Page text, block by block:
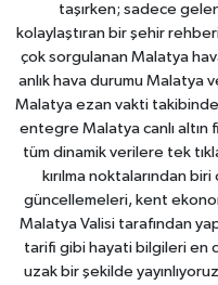
taşırken; sadece
kolaylaştıran bir şehir
çok sorgulanan Malatya
anlık hava durumu Malatya
Malatya ezan vakti
entegre Malatya canlı altın
tüm dinamik verilere tek
kırılma noktalarından
güncellemeleri, kent
Malatya Valisi tarafından
tarifi gibi hayati bilgileri en
uzak bir şekilde